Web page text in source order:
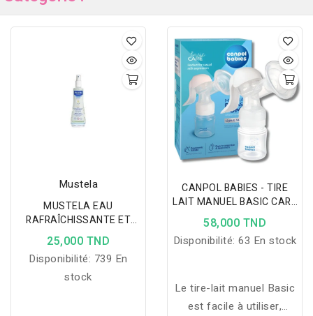
Mustela
MUSTELA EAU
RAFRAÎCHISSANTE ET
COIFFANTE FLACON
SPRAY 200 ML
25,000 TND
Disponibilité: 739 En
stock
CANPOL BABIES - TIRE
LAIT MANUEL BASIC CARE
12/216
58,000 TND
Disponibilité: 63 En stock
Le tire-lait manuel Basic
est facile à utiliser,